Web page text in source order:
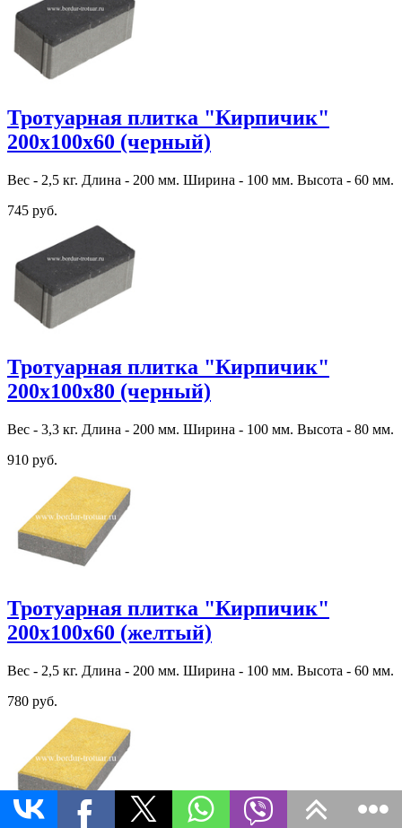
Тротуарная плитка "Кирпичик"
200х100х60 (черный)
Вес - 2,5 кг. Длина - 200 мм. Ширина - 100 мм. Высота - 60 мм.
745 руб.
Тротуарная плитка "Кирпичик"
200х100х80 (черный)
Вес - 3,3 кг. Длина - 200 мм. Ширина - 100 мм. Высота - 80 мм.
910 руб.
Тротуарная плитка "Кирпичик"
200х100х60 (желтый)
Вес - 2,5 кг. Длина - 200 мм. Ширина - 100 мм. Высота - 60 мм.
780 руб.